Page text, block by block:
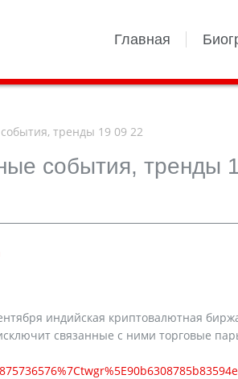
Главная
тренды 19 09 22
события, тренды
индийская криптовалютная
связанные с ними торговые